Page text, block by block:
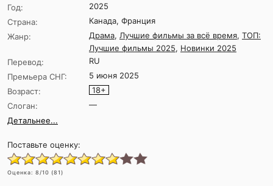
Год:
2025
Страна:
Канада, Франция
Жанр:
Драма, Лучшие фильмы за всё время, ТОП:
Лучшие фильмы 2025, Новинки 2025
Перевод:
RU
Премьера СНГ:
5 июня 2025
Возраст:
18+
Слоган:
—
Детальнее...
Поставьте оценку:
Оценка: 8/10 (81)